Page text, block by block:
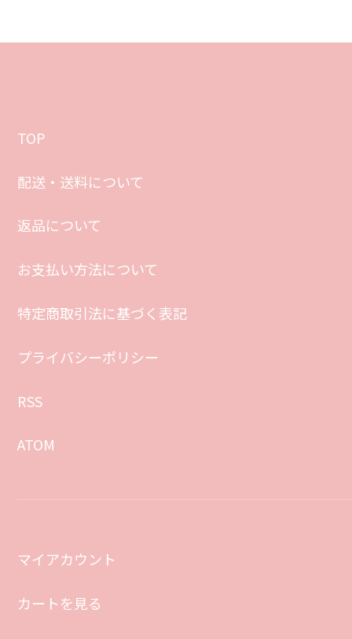
TOP
配送・送料について
返品について
お支払い方法について
特定商取引法に基づく表記
プライバシーポリシー
RSS
ATOM
マイアカウント
カートを見る